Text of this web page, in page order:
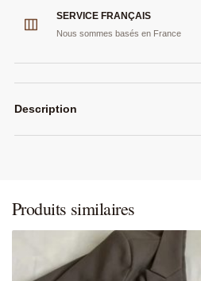
SERVICE FRANÇAIS
Nous sommes basés en France
Description
Produits similaires